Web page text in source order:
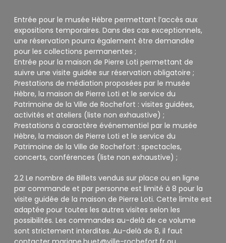
Entrée pour le musée Hèbre permettant l’accès aux
expositions temporaires. Dans des cas exceptionnels,
une réservation pourra également être demandée
pour les collections permanentes ;
Entrée pour la maison de Pierre Loti permettant de
suivre une visite guidée sur réservation obligatoire ;
Prestations de médiation proposées par le musée
Hèbre, la maison de Pierre Loti et le service du
Patrimoine de la Ville de Rochefort : visites guidées,
activités et ateliers (liste non exhaustive) ;
Prestations à caractère événementiel par le musée
Hèbre, la maison de Pierre Loti et le service du
Patrimoine de la Ville de Rochefort : spectacles,
concerts, conférences (liste non exhaustive) ;
2.2 Le nombre de Billets vendus sur place ou en ligne
par commande et par personne est limité à 8 pour la
visite guidée de la maison de Pierre Loti. Cette limite est
adaptée pour toutes les autres visites selon les
possibilités. Les commandes au-delà de ce volume
sont strictement interdites. Au-delà de 8, il faut